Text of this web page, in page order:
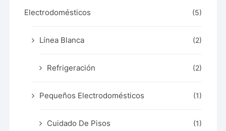
Electrodomésticos (5)
Línea Blanca (2)
Refrigeración (2)
Pequeños Electrodomésticos (1)
Cuidado De Pisos (1)